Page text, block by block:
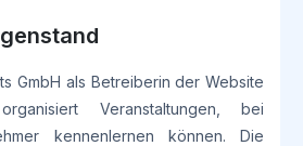
GmbH als Betreiberin der Website
Veranstaltungen, bei
kennenlernen können. Die